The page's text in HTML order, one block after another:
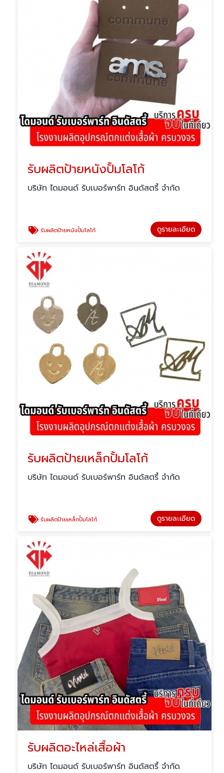
รับผลิตป้ายหนังปั้มโลโก้
บริษัท ไดมอนด์ รับเบอร์พาร์ท อินดัสตรี้ จำกัด
รับผลิตป้ายหนังปั้มโลโก้ ดูรายละเอียด
รับผลิตป้ายเหล็กปั้มโลโก้
บริษัท ไดมอนด์ รับเบอร์พาร์ท อินดัสตรี้ จำกัด
รับผลิตป้ายเหล็กปั้มโลโก้ ดูรายละเอียด
รับผลิตอะไหล่เสื้อผ้า
บริษัท ไดมอนด์ รับเบอร์พาร์ท อินดัสตรี้ จำกัด